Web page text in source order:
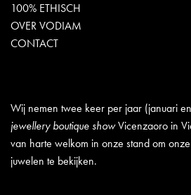
100% ETHISCH
OVER VODIAM
CONTACT
Wij nemen twee keer per jaar (januari
jewellery boutique showVicenzaoro in
van harte welkom in onze stand om
juwelen te bekijken.